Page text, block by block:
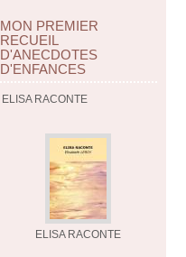
MON PREMIER
RECUEIL
D'ANECDOTES
D'ENFANCES
ELISA RACONTE
ELISA RACONTE